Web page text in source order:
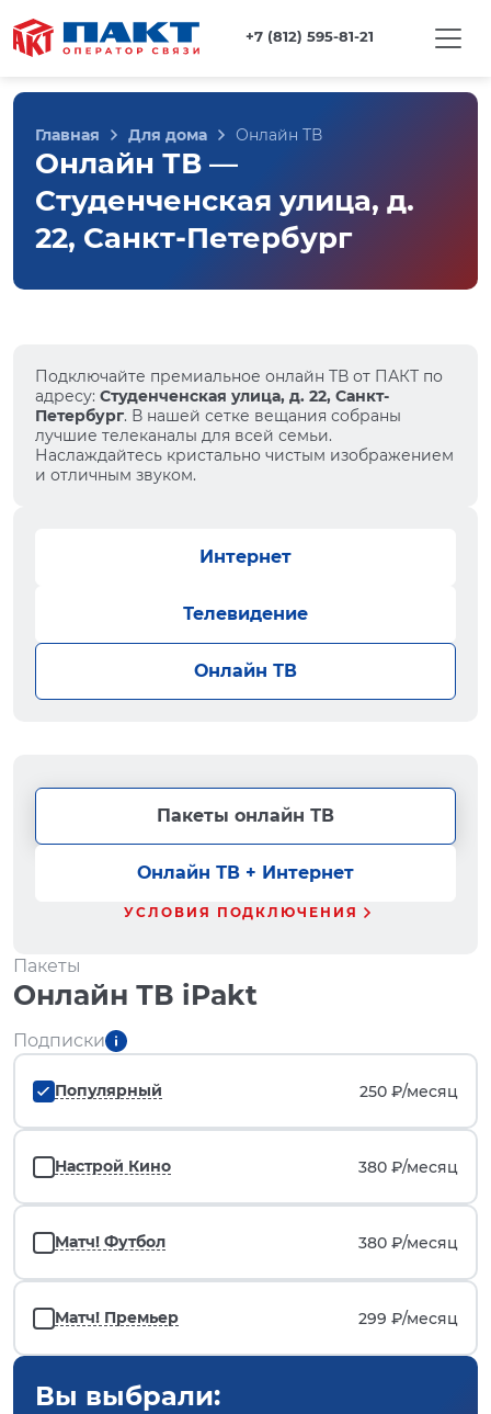
+7 (812) 595-81-21
Главная Для дома Онлайн ТВ
Онлайн ТВ —
Студенченская улица, д.
22, Санкт-Петербург
Подключайте премиальное онлайн ТВ от ПАКТ по
адресу: Студенченская улица, д. 22, Санкт-
Петербург. В нашей сетке вещания собраны
лучшие телеканалы для всей семьи.
Наслаждайтесь кристально чистым изображением
и отличным звуком.
Интернет
Телевидение
Онлайн ТВ
Пакеты онлайн ТВ
Онлайн ТВ + Интернет
УСЛОВИЯ ПОДКЛЮЧЕНИЯ
Пакеты
Онлайн ТВ iPakt
Подписки
Популярный 250 ₽/месяц
Настрой Кино 380 ₽/месяц
Матч! Футбол 380 ₽/месяц
Матч! Премьер 299 ₽/месяц
Вы выбрали: